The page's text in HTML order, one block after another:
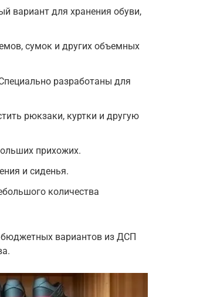
вариант для хранения обуви,
сумок и других объемных
разработаны для
рюкзаки, куртки и другую
прихожих.
и сиденья.
количества
бюджетных вариантов из ДСП